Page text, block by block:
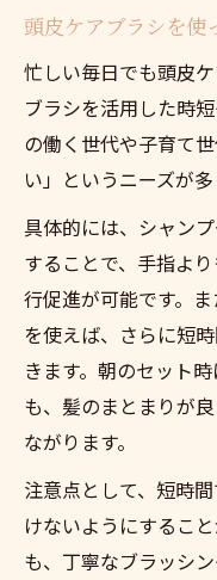
頭皮ケアブラシを使
忙しい毎日でも頭皮
ブラシを活用した時
の働く世代や子育て
い」というニーズが多
具体的には、シャン
することで、手指よ
行促進が可能です。
を使えば、さらに短
きます。朝のセット
も、髪のまとまりが
ながります。
注意点として、短時
けないようにするこ
も、丁寧なブラッシ